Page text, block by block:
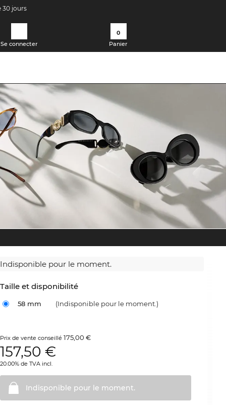
30 jours
Se connecter
0
Panier
Indisponible pour le moment.
Taille et disponibilité
58 mm (Indisponible pour le moment.)
Prix de vente conseillé175,00 €
157,50 €
20.00% de TVA incl.
Indisponible pour le moment.